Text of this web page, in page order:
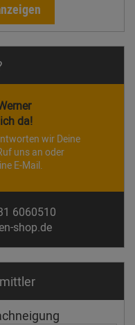
da!
wir Deine
uns an oder
E-Mail.
6060510
shop.de